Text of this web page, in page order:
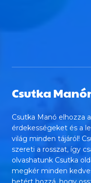
Csutka
Csutka Manó elhozza
érdekességeket és a
világ minden tájáról!
szereti a rosszat, így
olvashatunk Csutka
megkér minden